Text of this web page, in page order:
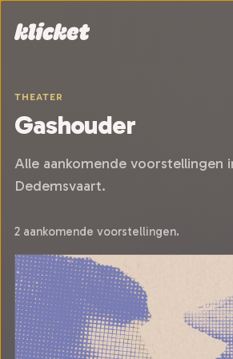
THEATER
Gashouder
Alle aankomende voorstellingen
Dedemsvaart.
2 aankomende voorstellingen.